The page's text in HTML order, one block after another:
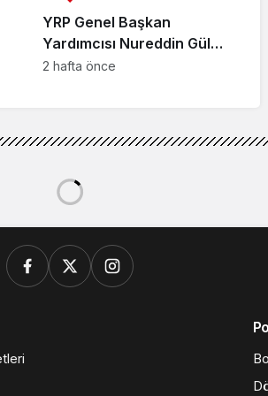
YRP Genel Başkan
Yardımcısı Nureddin Gül
Sancaktepe Teşkilatıyla Bir
2 hafta önce
telif geliri 2 milyar TL’yi aşmış
telif